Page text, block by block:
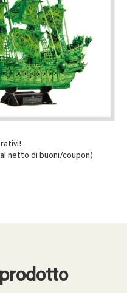
netto di buoni/coupon)